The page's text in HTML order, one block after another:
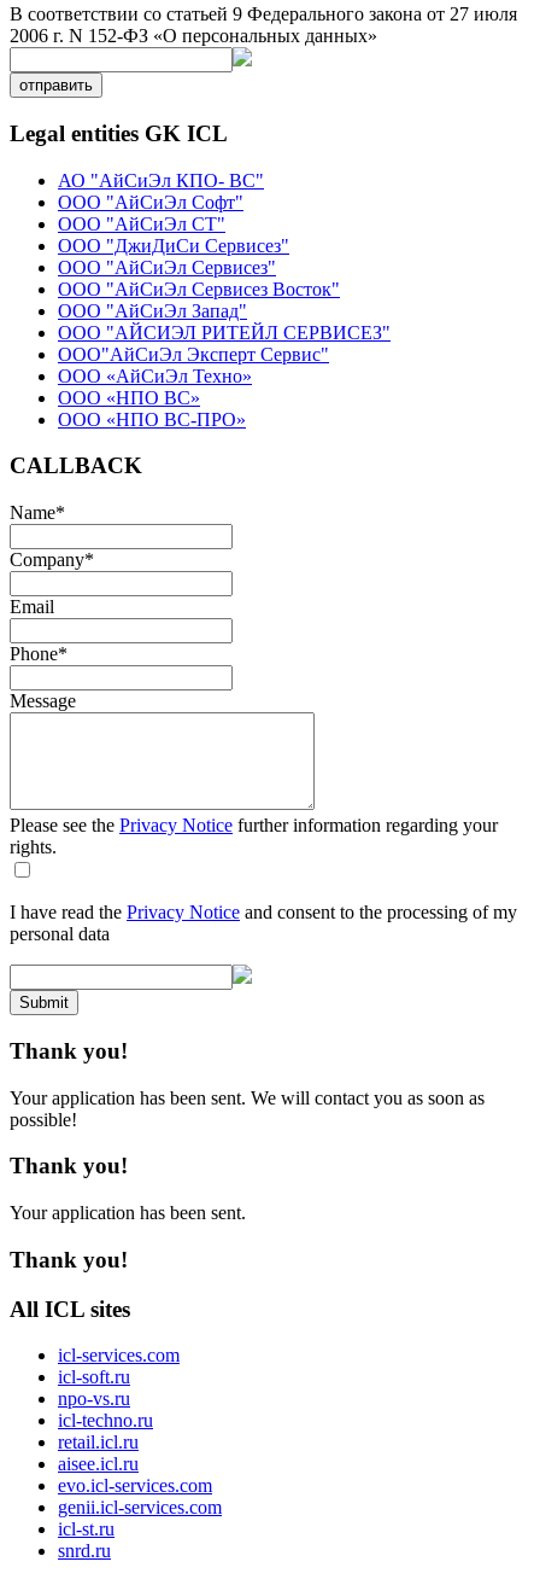
В соответствии со статьей 9 Федерального закона от 27 июля
2006 г. N 152-ФЗ «О персональных данных»
отправить
Legal entities GK ICL
АО "АйСиЭл КПО- ВС"
ООО "АйСиЭл Софт"
ООО "АйСиЭл СТ"
ООО "ДжиДиСи Сервисез"
ООО "АйСиЭл Сервисез"
ООО "АйСиЭл Сервисез Восток"
ООО "АйСиЭл Запад"
ООО "АЙСИЭЛ РИТЕЙЛ СЕРВИСЕЗ"
ООО"АйСиЭл Эксперт Сервис"
ООО «АйСиЭл Техно»
ООО «НПО ВС»
ООО «НПО ВС-ПРО»
CALLBACK
Name*
Company*
Email
Phone*
Message
Please see the Privacy Notice further information regarding your
rights.
I have read the Privacy Notice and consent to the processing of my
personal data
Submit
Thank you!
Your application has been sent. We will contact you as soon as
possible!
Thank you!
Your application has been sent.
Thank you!
All ICL sites
icl-services.com
icl-soft.ru
npo-vs.ru
icl-techno.ru
retail.icl.ru
aisee.icl.ru
evo.icl-services.com
genii.icl-services.com
icl-st.ru
snrd.ru